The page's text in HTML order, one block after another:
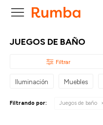

JUEGOS DE BAÑO
Iluminación Muebles
Filtrando por: Juegos de baño